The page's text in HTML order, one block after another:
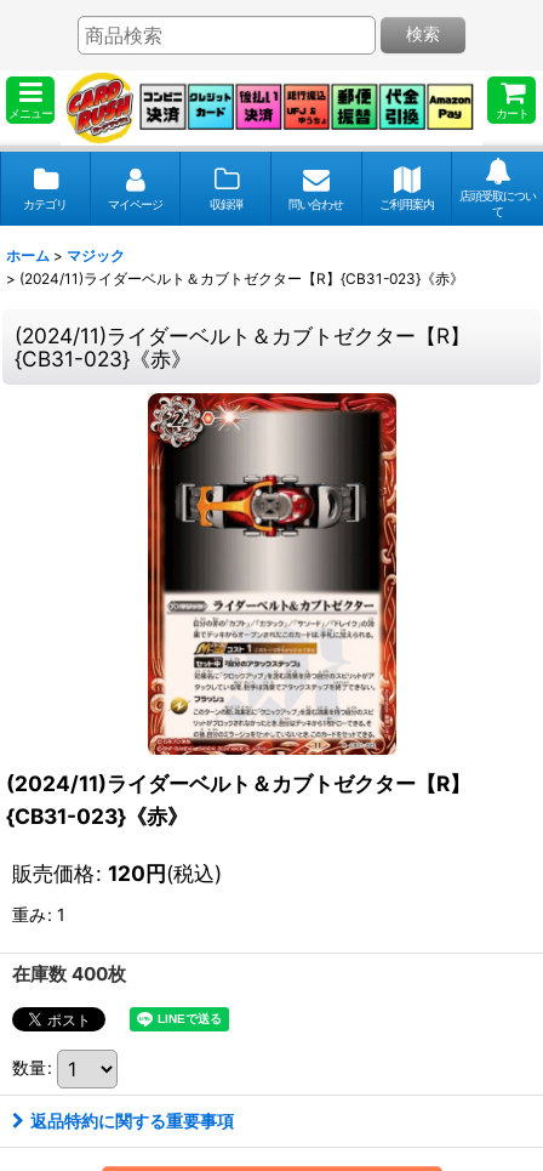
メニュー カート
検索
カテゴリ マイページ 収録弾 問い合わせ ご利用案内
店頭受取につい
て
ホーム > マジック
> (2024/11)ライダーベルト＆カブトゼクター【R】{CB31-023}《赤》
(2024/11)ライダーベルト＆カブトゼクター【R】
{CB31-023}《赤》
(2024/11)ライダーベルト＆カブトゼクター【R】
{CB31-023}《赤》
販売価格: 120円(税込)
重み: 1
在庫数 400枚
数量:
返品特約に関する重要事項